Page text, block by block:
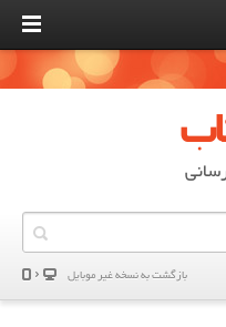
رسانی
بازگشت به نسخه غير موبایل